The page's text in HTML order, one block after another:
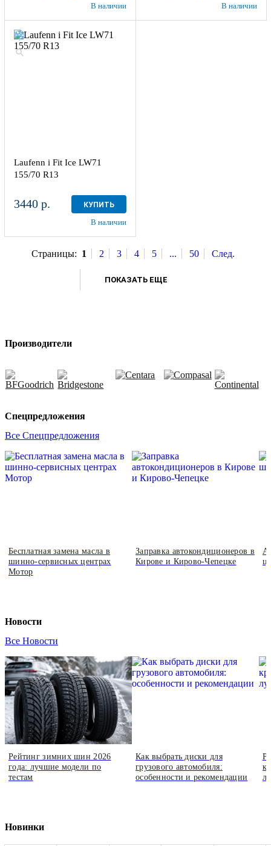
В наличии В наличии
Laufenn i Fit Ice LW71
155/70 R13
3440 р. КУПИТЬ
В наличии
Страницы: 1 2 3 4 5 ... 50 След.
ПОКАЗАТЬ ЕЩЕ
Производители
Спецпредложения
Все Спецпредложения
Бесплатная замена масла в
шинно-сервисных центрах
Мотор
Заправка автокондиционеров в
Кирове и Кирово-Чепецке
Новости
Все Новости
Рейтинг зимних шин 2026
года: лучшие модели по
тестам
Как выбрать диски для
грузового автомобиля:
особенности и рекомендации
Новинки